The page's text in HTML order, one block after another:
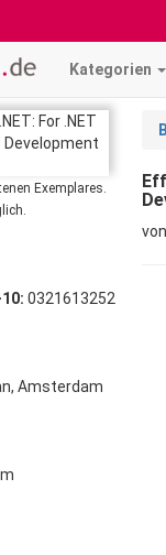
Kategorien
Exemplares.
10: 0321613252
Amsterdam